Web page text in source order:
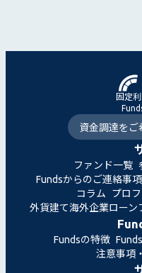
固定
資金調達をご
ファンド一覧
Fundsからのご連絡事項
コラム
プロ
外貨建て海外企業ローン
Fundsの特徴
注意事項